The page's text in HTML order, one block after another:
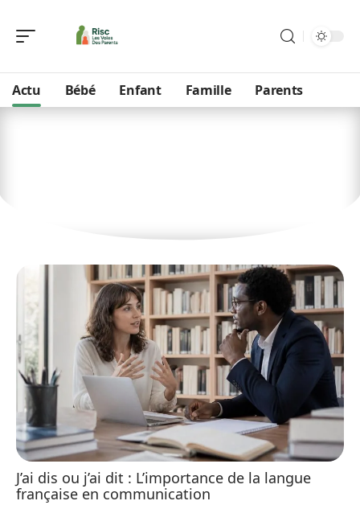
Actu Bébé Enfant Famille Parents
J’ai dis ou j’ai dit : L’importance de la langue
française en communication